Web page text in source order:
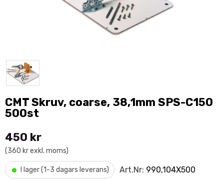
CMT Skruv, coarse, 38,1mm SPS-C150
500st
450 kr
(360 kr exkl. moms)
• I lager (1-3 dagars leverans) Art.Nr: 990,104X500